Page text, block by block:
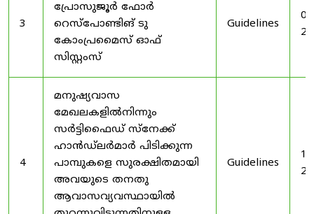
3
പ്രോസുജൂർ ഫോർ
റെസ്‌പോണ്ടിങ് ടു
കോംപ്രമൈസ് ഓഫ്
സിസ്റ്റംസ്
Guidelines
4
മനുഷ്യവാസ
മേഖലകളിൽനിന്നും
സർട്ടിഫൈഡ് സ്നേക്ക്
ഹാൻഡ്‌ലർമാർ പിടിക്കുന്ന
പാമ്പുകളെ സുരക്ഷിതമായി
അവയുടെ തനതു
ആവാസവ്യവസ്ഥായിൽ
Guidelines